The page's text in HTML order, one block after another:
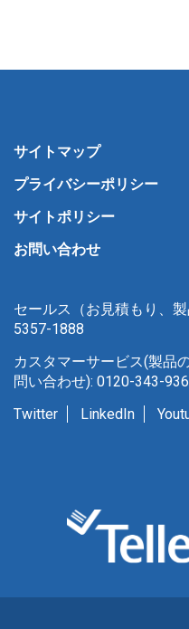
サイトマップ
プライバシーポリシー
サイトポリシー
お問い合わせ
セールス（お見積もり、
5357-1888
カスタマーサービス(製品
問い合わせ): 0120-343-936
Twitter
LinkedIn